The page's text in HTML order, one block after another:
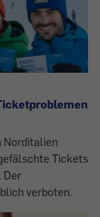
Norditalien
Tickets
Der
verboten.